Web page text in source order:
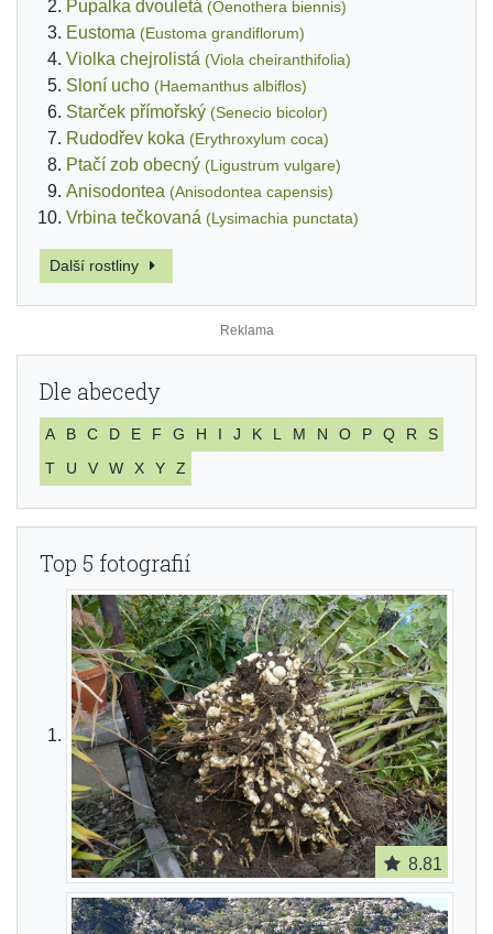
Pupalka dvouletá (Oenothera biennis)
Eustoma (Eustoma grandiflorum)
Violka chejrolistá (Viola cheiranthifolia)
Sloní ucho (Haemanthus albiflos)
Starček přímořský (Senecio bicolor)
Rudodřev koka (Erythroxylum coca)
Ptačí zob obecný (Ligustrum vulgare)
Anisodontea (Anisodontea capensis)
Vrbina tečkovaná (Lysimachia punctata)
Další rostliny
Dle abecedy
A B C D E F G H I J K L M N O P Q R
S
T
U V W X Y Z
Top 5 fotografií
8.81